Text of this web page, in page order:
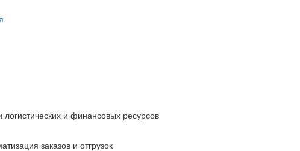
логистических и финансовых ресурсов
заказов и отгрузок